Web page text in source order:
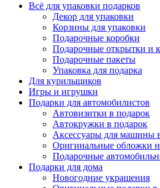
Всё для упаковки подарков
Декор для упаковки
Корзины для упаковки
Подарочные коробки
Подарочные открытки и
Подарочные пакеты
Упаковка для подарка
Для курильщиков
Игры и игрушки
Подарки для автомобилистов
Автовизитки в подарок
Автокружки в подарок
Аксессуары для машины
Оригинальные обложки
Подарочные
Подарки для дома
Новогодние украшения